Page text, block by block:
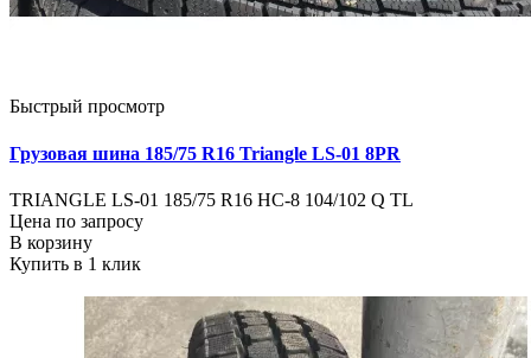
Быстрый просмотр
Грузовая шина 185/75 R16 Triangle LS-01 8PR
TRIANGLE LS-01 185/75 R16 НС-8 104/102 Q TL
Цена по запросу
В корзину
Купить в 1 клик